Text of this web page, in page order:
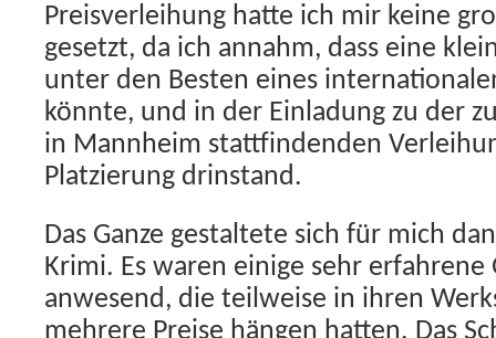
Preisverleihung hatte ich mir keine
gesetzt, da ich annahm, dass eine
unter den Besten eines
könnte, und in der Einladung zu der
in Mannheim stattfindenden
Platzierung drinstand.
Das Ganze gestaltete sich für mich
Krimi. Es waren einige sehr
anwesend, die teilweise in ihren
mehrere Preise hängen hatten. Das